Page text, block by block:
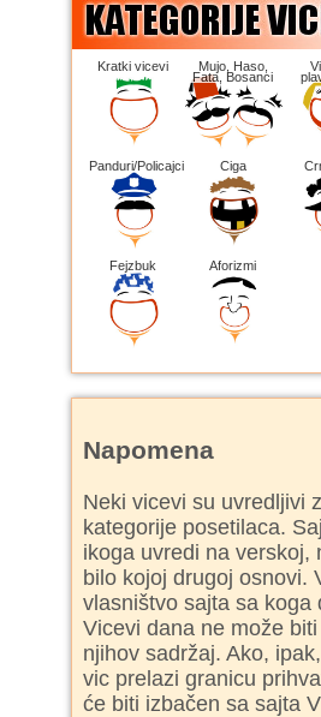
Kratki vicevi Mujo, Haso,
Fata, Bosanci
Panduri/Policajci Ciga
Fejzbuk Aforizmi
Napomena
Neki vicevi su uvredljivi
kategorije posetilaca.
ikoga uvredi na verskoj,
bilo kojoj drugoj osnovi.
vlasništvo sajta sa koga
Vicevi dana ne može
njihov sadržaj. Ako,
vic prelazi granicu
će biti izbačen sa sajta